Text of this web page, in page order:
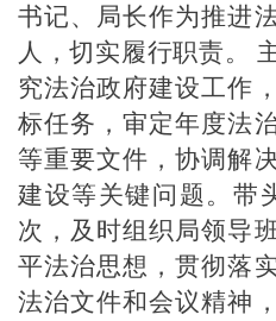
书记、局长作为推进
人，切实履行职责。
究法治政府建设工作，
标任务，审定年度法
等重要文件，协调解
建设等关键问题。带
次，及时组织局领导
平法治思想，贯彻落
法治文件和会议精神